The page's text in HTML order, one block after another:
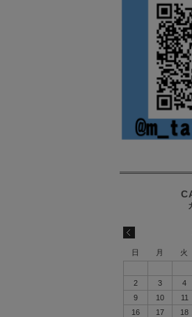
日 月 火
2
3 4
9
10 11
16
17 18